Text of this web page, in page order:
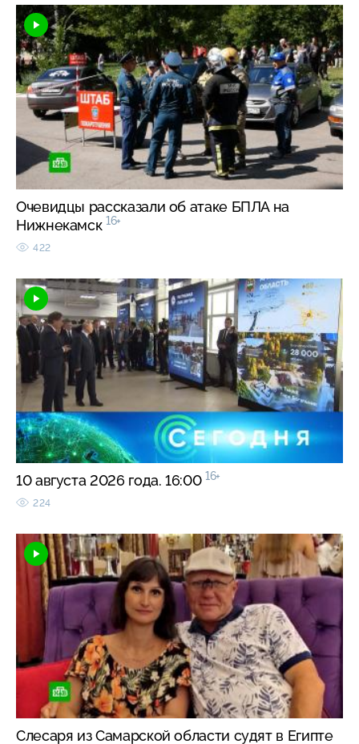
Очевидцы рассказали об атаке БПЛА на
Нижнекамск 16+
422
10 августа 2026 года. 16:00 16+
224
Слесаря из Самарской области судят в Египте